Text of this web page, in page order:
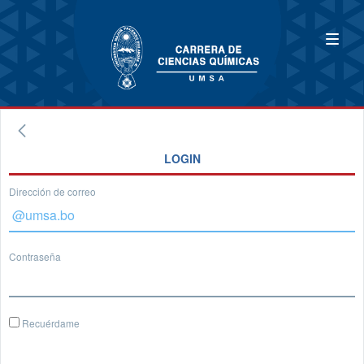
LOGIN
Dirección de correo
Contraseña
Recuérdame